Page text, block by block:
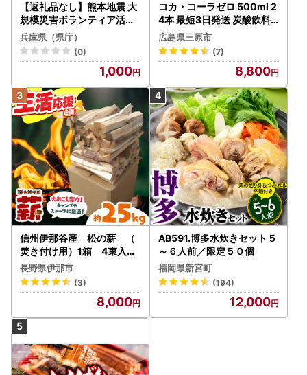
【返礼品なし】熊本地震 大
規模災害ボランティア活動
応援寄附 1口 1,000円 / 寄附
寄付 寄附のみ 支援
兵庫県（県庁）
(0)
1,000
コカ・コーラゼロ 500ml 2
4本 最短3日発送 炭酸飲料
ペットボトル 糖質ゼロ コー
ク コーラ 飲料 ソフトドリ
ンク 広島県 三原市 014070
広島県三原市
(7)
8,800
信州伊那谷産 松の薪 （
焚き付け用）1箱 4束入り
２５ｋｇ相当｜薪 25kg
松の薪 長野県 伊那市 キャ
ンプ BBQ アウトドア【008
長野県伊那市
(3)
8,000
AB591.博多水炊きセット５
～６人前／限定５０個
福岡県新宮町
(194)
12,000